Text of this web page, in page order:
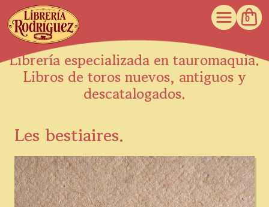
0
Librería especializada en tauromaquia.
Libros de toros nuevos, antiguos y
descatalogados.
Les bestiaires.